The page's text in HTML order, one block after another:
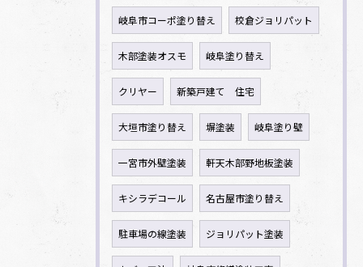
岐阜市コーポ塗り替え 校倉ジョリパット
木部塗装オスモ 岐阜塗り替え
クリヤー 新築戸建て 住宅
大垣市塗り替え 塀塗装 岐阜塗り壁
一宮市外壁塗装 軒天木部野地板塗装
キシラデコール 名古屋市塗り替え
駐車場の線塗装 ジョリパット塗装